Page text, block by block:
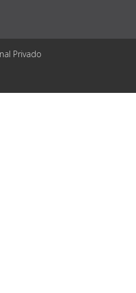
Privado